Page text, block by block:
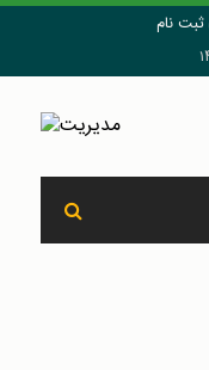
ثبت نام